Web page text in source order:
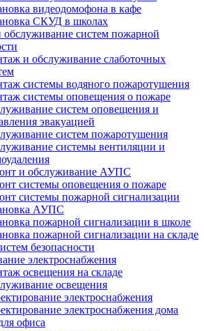
видеодомофона в кафе
СКУД в школах
систем пожарной
и обслуживание слаботочных
системы водяного пожаротушения
системы оповещения о пожаре
систем оповещения и
эвакуацией
систем пожаротушения
системы вентиляции и
и обслуживание АУПС
системы оповещения о пожаре
системы пожарной сигнализации
АУПС
пожарной сигнализации в школе
пожарной сигнализации на складе
безопасности
электроснабжения
освещения на складе
освещения
электроснабжения
электроснабжения дома
офиса